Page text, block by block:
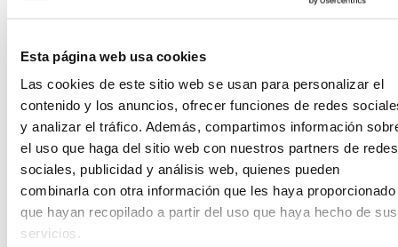
Esta página web usa cookies
Las cookies de este sitio web se usan para personalizar el
contenido y los anuncios, ofrecer funciones de redes
y analizar el tráfico. Además, compartimos información
el uso que haga del sitio web con nuestros partners de redes
sociales, publicidad y análisis web, quienes pueden
combinarla con otra información que les haya proporcionado
que hayan recopilado a partir del uso que haya hecho de sus
servicios.
CARACTERÍSTICAS DEL PRODUCTO
Baquetas para timbal Vic Firth SAA Alex
Acuña Conquistador Red World Classic